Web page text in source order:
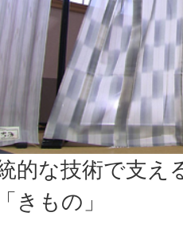
的な技術で支え
きもの」